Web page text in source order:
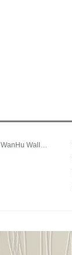
商品名称：万戸壁紙（WanHu Wallpaper）不織布現代無地の月光森林縦縞壁紙の家財道具は壁紙を貼ります。厚いアップグレード版7061メートルの白色です。